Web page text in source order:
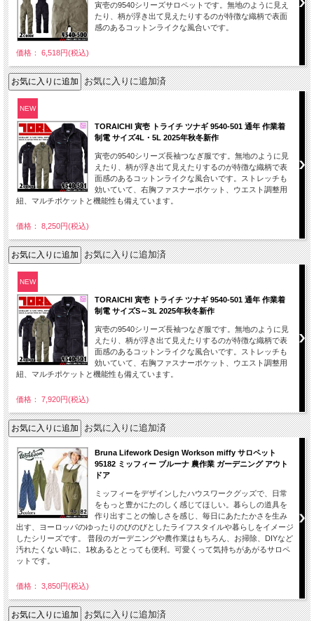
寅壱の9540シリーズサロペットです。無地のように見え
たり、柄が浮き出て見えたりするのが特徴な織柄で表面
感のあるコットンライクな風合いです。
価格： 6,518円(税込)
お気に入りに追加済
NEW
TORAICHI 寅壱 トライチ ツナギ 9540-501 通年 作業着
制電 サイズ4L・5L 2025年秋冬新作
寅壱の9540シリーズ長袖つなぎ服です。無地のように見
えたり、柄が浮き出て見えたりするのが特徴な織柄で表
面感のあるコットンライクな風合いです。ストレッチも
効いていて、右胸ファスナーポケット、ウエスト調整用
紐、マルチポケットと機能性も備えています。
価格： 8,250円(税込)
お気に入りに追加済
NEW
TORAICHI 寅壱 トライチ ツナギ 9540-501 通年 作業着
制電 サイズS～3L 2025年秋冬新作
寅壱の9540シリーズ長袖つなぎ服です。無地のように見
えたり、柄が浮き出て見えたりするのが特徴な織柄で表
面感のあるコットンライクな風合いです。ストレッチも
効いていて、右胸ファスナーポケット、ウエスト調整用
紐、マルチポケットと機能性も備えています。
価格： 7,920円(税込)
お気に入りに追加済
Bruna Lifework Design Workson miffy サロペット
95182 ミッフィー ブルーナ 農作業 ガーデニング アウト
ドア
ミッフィーをデザインしたハウスワークグッズで、日常
をもっと豊かにたのしく感じてほしい。暮らしの道具を
作り出すことの愉しさを感じ、毎日にあたたかさを生み
出す、ヨーロッパのゆったりのびのびとしたライフスタイルや暮らしをイメージ
したシリーズです。 普段のガーデニングや農作業はもちろん、お掃除、DIYなど
汚れたくない時に、1枚あるととっても便利。可愛くって気持ちがあがるサロペ
ットです。
価格： 3,850円(税込)
お気に入りに追加済